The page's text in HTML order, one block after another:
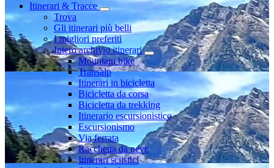
Itinerari & Tracce
Trova
Gli itinerari più belli
I migliori preferiti
Intero archivio itinerari
Mountain bike
Transalp
Itinerari in bicicletta
Bicicletta da corsa
Bicicletta da trekking
Itinerario escursionistico
Escursionismo
Via ferrata
Racchetta da neve
Itinerari sciistici